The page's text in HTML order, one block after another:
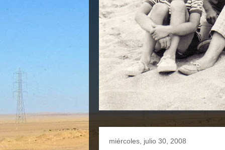
miércoles, julio 30, 2008